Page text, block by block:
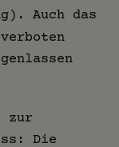
Auch das
zur
Die